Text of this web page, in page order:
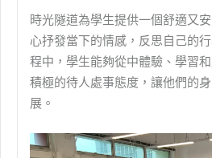
時光隧道為學生提供一個舒適又
心抒發當下的情感，反思自己的
程中，學生能夠從中體驗、學習
積極的待人處事態度，讓他們的
展。